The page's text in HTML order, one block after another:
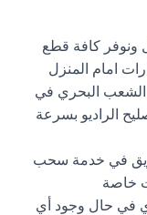
ونوفر كافة قطع
امام المنزل
البحري في
الراديو بسرعة
في خدمة سحب
خاصة
في حال وجود أي